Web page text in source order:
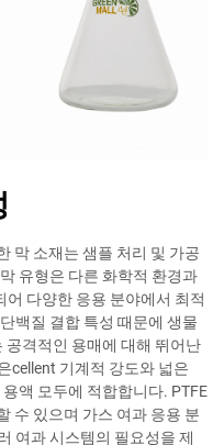
막 소재는 샘플 처리 및 가공
유형은 다른 화학적 환경과
다양한 응용 분야에서 최적
백질 결합 특성 때문에 생물
공격적인 용매에 대해 뛰어난
cellent 기계적 강도와 넓은
액 모두에 적합합니다. PTFE
수 있으며 가스 여과 응용 분
여과 시스템의 필요성을 제